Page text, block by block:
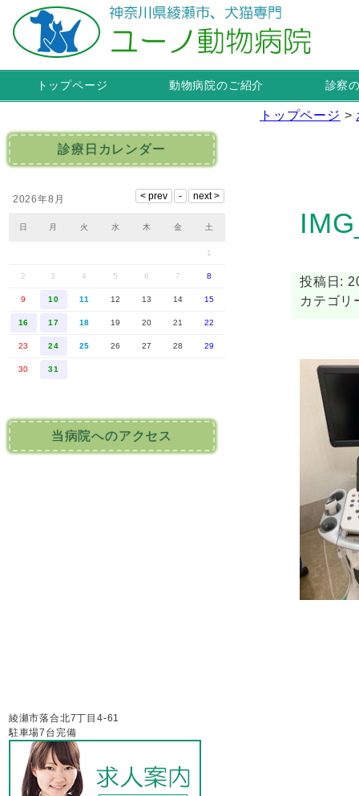
トップページ 動物病院のご紹介 診察
トップページ >
投稿日:
カテゴ
診療日カレンダー
2026年8月
日 月 火 水 木 金 土
1
2 3 4 5 6 7 8
9 10 11 12 13 14 15
16 17 18 19 20 21 22
23 24 25 26 27 28 29
30 31
当病院へのアクセス
綾瀬市落合北7丁目4-61
駐車場7台完備